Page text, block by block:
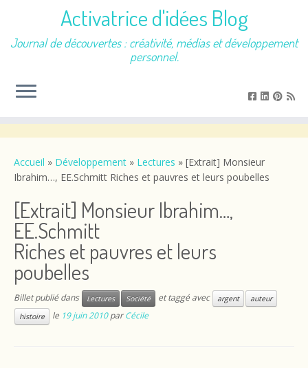
contenu
Activatrice d'idées Blog
Journal de découvertes : créativité, médias et développement
personnel.
Accueil » Développement » Lectures » [Extrait] Monsieur
Ibrahim…, EE.Schmitt Riches et pauvres et leurs poubelles
[Extrait] Monsieur Ibrahim…,
EE.Schmitt
Riches et pauvres et leurs
poubelles
Billet publié dans Lectures Société et taggé avec argent
auteur
histoire
le 19 juin 2010 parCécile